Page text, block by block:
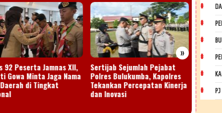
»
92 Peserta Jamnas XII,
Gowa Minta Jaga Nama
di Tingkat
Sertijab Sejumlah Pejabat
Polres Bulukumba, Kapolres
Tekankan Percepatan Kinerja
dan Inovasi
Run